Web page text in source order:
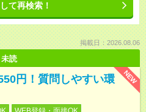
て再検索！
掲載日：2026.08.06
未読
NEW
円！質問しやすい環